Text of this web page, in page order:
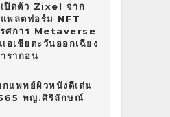
ปิดตัว Zixel จาก
พลตฟอร์ม NFT
ศการ Metaverse
อเชียตะวันออกเฉียง
รากอน
กแพทย์ผิวหนังดีเด่น
พญ.ศิริลักษณ์